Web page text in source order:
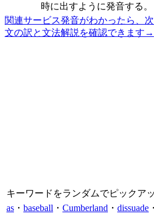
時に出すように発音する。
関連サービス発音がわかったら、
文の訳と文法解説を確認できます →
キーワードをランダムでピックア
as ・ baseball ・ Cumberland ・ dissuade ・